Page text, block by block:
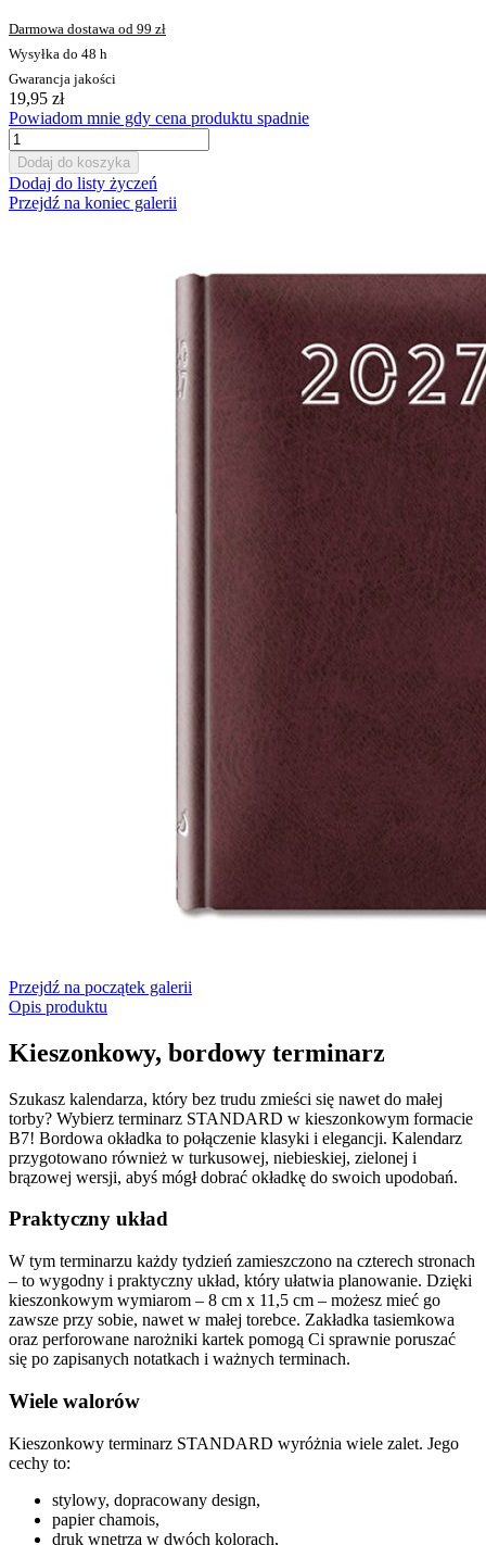
Darmowa dostawa od 99 zł
Wysyłka do 48 h
Gwarancja jakości
19,95 zł
Powiadom mnie gdy cena produktu spadnie
Dodaj do koszyka
Dodaj do listy życzeń
Przejdź na koniec galerii
Przejdź na początek galerii
Opis produktu
Kieszonkowy, bordowy terminarz
Szukasz kalendarza, który bez trudu zmieści się nawet do małej
torby? Wybierz terminarz STANDARD w kieszonkowym formacie
B7! Bordowa okładka to połączenie klasyki i elegancji. Kalendarz
przygotowano również w turkusowej, niebieskiej, zielonej i
brązowej wersji, abyś mógł dobrać okładkę do swoich upodobań.
Praktyczny układ
W tym terminarzu każdy tydzień zamieszczono na czterech stronach
– to wygodny i praktyczny układ, który ułatwia planowanie. Dzięki
kieszonkowym wymiarom – 8 cm x 11,5 cm – możesz mieć go
zawsze przy sobie, nawet w małej torebce. Zakładka tasiemkowa
oraz perforowane narożniki kartek pomogą Ci sprawnie poruszać
się po zapisanych notatkach i ważnych terminach.
Wiele walorów
Kieszonkowy terminarz STANDARD wyróżnia wiele zalet. Jego
cechy to:
stylowy, dopracowany design,
papier chamois,
druk wnętrza w dwóch kolorach,